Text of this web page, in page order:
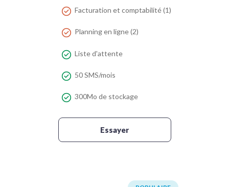
Facturation et comptabilité (1)
Planning en ligne (2)
Liste d'attente
50 SMS/mois
300Mo de stockage
Essayer